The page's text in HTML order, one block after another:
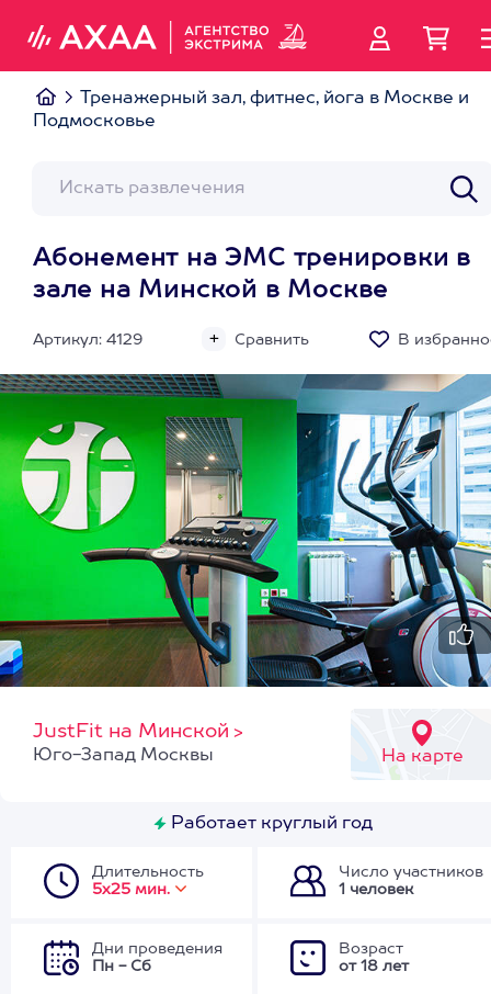
Тренажерный зал, фитнес, йога в Москве и
Подмосковье
Абонемент на ЭМС тренировки в
зале на Минской в Москве
Артикул: 4129 Сравнить В
JustFit на Минской >
На карте
Юго-Запад Москвы
Работает круглый год
Длительность
5х25 мин.
Число участников
1 человек
Дни проведения
Пн - Сб
Возраст
от 18 лет